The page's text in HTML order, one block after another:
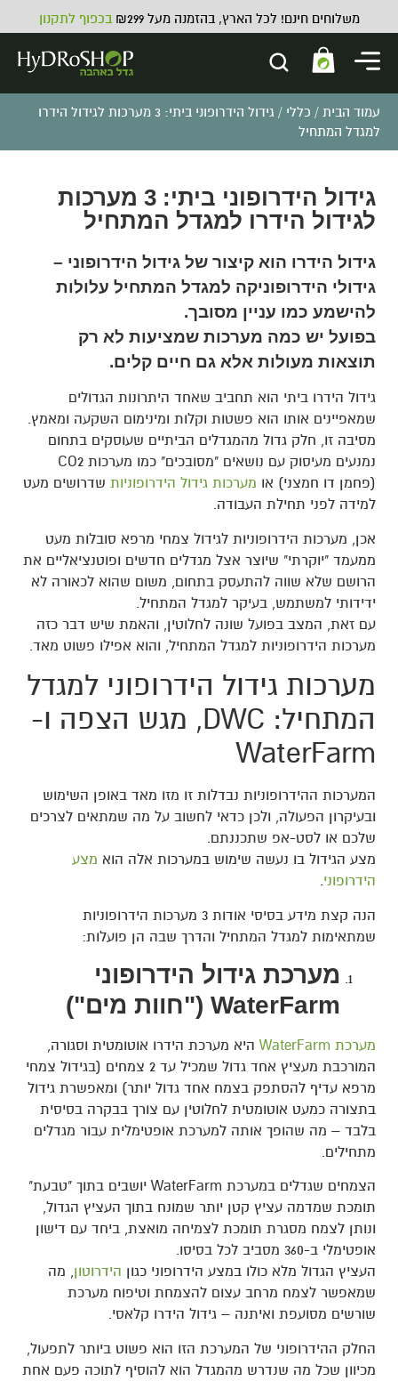
משלוחים חינם! לכל הארץ, בהזמנה מעל ₪299 בכפוף לתקנון
עמוד הבית / כללי
/ גידול הידרופוני ביתי: 3 מערכות לגידול הידרו
למגדל המתחיל
גידול הידרופוני ביתי: 3 מערכות
לגידול הידרו למגדל המתחיל
גידול הידרו הוא קיצור של גידול הידרופוני –
גידולי הידרופוניקה למגדל המתחיל עלולות
להישמע כמו עניין מסובך.
בפועל יש כמה מערכות שמציעות לא רק
תוצאות מעולות אלא גם חיים קלים.
גידול הידרו ביתי הוא תחביב שאחד היתרונות הגדולים
שמאפיינים אותו הוא פשטות וקלות ומינימום השקעה ומאמץ.
מסיבה זו, חלק גדול מהמגדלים הביתיים שעוסקים בתחום
נמנעים מעיסוק עם נושאים "מסובכים" כמו מערכות CO2
(פחמן דו חמצני) או מערכות גידול הידרופוניות שדרושים מעט
למידה לפני תחילת העבודה.
אכן, מערכות הידרופוניות לגידול צמחי מרפא סובלות מעט
ממעמד "יוקרתי" שיוצר אצל מגדלים חדשים ופוטנציאליים את
הרושם שלא שווה להתעסק בתחום, משום שהוא לכאורה לא
ידידותי למשתמש, בעיקר למגדל המתחיל.
עם זאת, המצב בפועל שונה לחלוטין, והאמת שיש דבר כזה
מערכות הידרופוניות למגדל המתחיל, והוא אפילו פשוט מאד.
מערכות גידול הידרופוני למגדל
המתחיל: DWC, מגש הצפה ו-
WaterFarm
המערכות ההידרופוניות נבדלות זו מזו מאד באופן השימוש
ובעיקרון הפעולה, ולכן כדאי לחשוב על מה שמתאים לצרכים
שלכם או לסט-אפ שתכננתם.
מצע הגידול בו נעשה שימוש במערכות אלה הוא מצע
הידרופוני.
הנה קצת מידע בסיסי אודות 3 מערכות הידרופוניות
שמתאימות למגדל המתחיל והדרך שבה הן פועלות:
מערכת גידול הידרופוני
WaterFarm ("חוות מים")
מערכת WaterFarm
היא מערכת הידרו אוטומטית וסגורה,
המורכבת מעציץ אחד גדול שמכיל עד 2 צמחים (בגידול צמחי
מרפא עדיף להסתפק בצמח אחד גדול יותר) ומאפשרת גידול
בתצורה כמעט אוטומטית לחלוטין עם צורך בבקרה בסיסית
בלבד – מה שהופך אותה למערכת אופטימלית עבור מגדלים
מתחילים.
הצמחים שגדלים במערכת WaterFarm יושבים בתוך "טבעת"
תומכת שמדמה עציץ קטן יותר שמונח בתוך העציץ הגדול,
ונותן לצמח מסגרת תומכת לצמיחה מואצת, ביחד עם דישון
אופטימלי ב-360 מסביב לכל בסיסו.
העציץ הגדול מלא כולו במצע הידרופוני כגון הידרוטון, מה
שמאפשר לצמח מרחב עצום להצמחת וטיפוח מערכת
שורשים מסועפת ואיתנה – גידול הידרו קלאסי.
החלק ההידרופוני של המערכת הזו הוא פשוט ביותר לתפעול,
מכיוון שכל מה שנדרש מהמגדל הוא להוסיף לתוכה פעם אחת